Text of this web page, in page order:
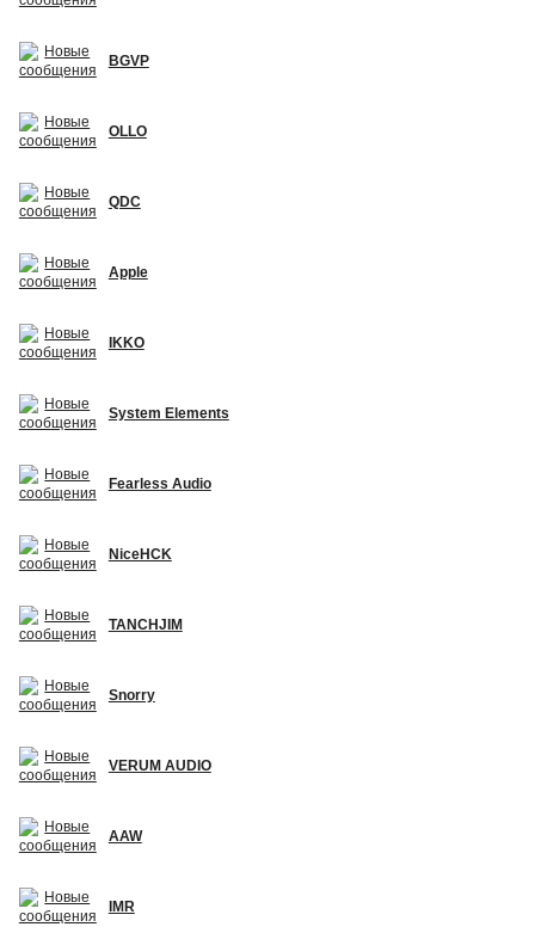
BGVP
OLLO
QDC
Apple
IKKO
System Elements
Fearless Audio
NiceHCK
TANCHJIM
Snorry
VERUM AUDIO
AAW
IMR